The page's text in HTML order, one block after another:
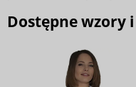
Dostępne wzory